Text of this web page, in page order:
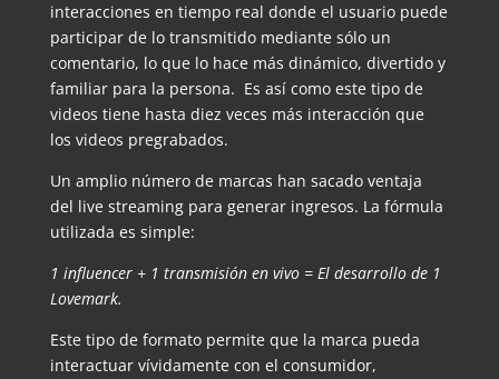
interacciones en tiempo real donde el usuario puede
participar de lo transmitido mediante sólo un
comentario, lo que lo hace más dinámico, divertido y
familiar para la persona. Es así como este tipo de
videos tiene hasta diez veces más interacción que
los videos pregrabados.
Un amplio número de marcas han sacado ventaja
del live streaming para generar ingresos. La fórmula
utilizada es simple:
1 influencer + 1 transmisión en vivo = El desarrollo de 1
Lovemark.
Este tipo de formato permite que la marca pueda
interactuar vívidamente con el consumidor,